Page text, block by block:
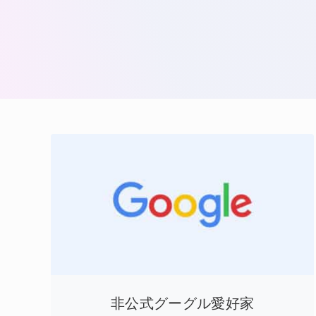
非公式グーグル愛好家